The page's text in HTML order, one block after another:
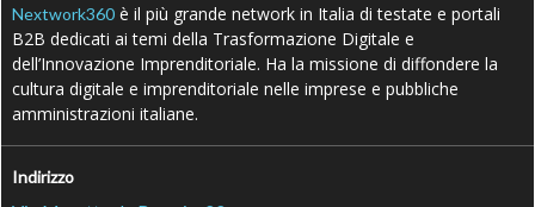
Nextwork360 è il più grande network in Italia di testate e portali
B2B dedicati ai temi della Trasformazione Digitale e
dell’Innovazione Imprenditoriale. Ha la missione di diffondere la
cultura digitale e imprenditoriale nelle imprese e pubbliche
amministrazioni italiane.
Indirizzo